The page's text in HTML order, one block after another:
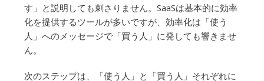
す」と説明しても刺さりません。SaaSは基本的に効率
化を提供するツールが多いですが、効率化は「使う
人」へのメッセージで「買う人」に発しても響きませ
ん。
次のステップは、「使う人」と「買う人」それぞれに